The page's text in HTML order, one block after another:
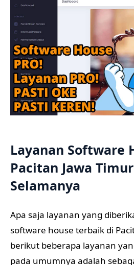
Layanan Software
Pacitan Jawa
Selamanya
Apa saja layanan yang
software house terbaik di
berikut beberapa layanan
pada umumnya adalah